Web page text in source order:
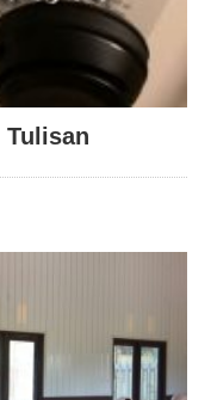
Tulisan